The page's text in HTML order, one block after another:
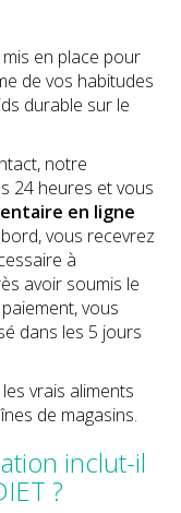
en place pour
de vos habitudes
durable sur le
notre
24 heures et vous
en ligne
vous recevrez
à
avoir soumis le
vous
dans les 5 jours
vrais aliments
de magasins.
inclut-il
?